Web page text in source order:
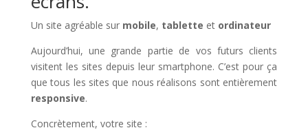
Un site agréable sur mobile, tablette et ordinateur
Aujourd’hui, une grande partie de vos futurs clients
visitent les sites depuis leur smartphone. C’est pour ça
que tous les sites que nous réalisons sont entièrement
responsive.
Concrètement, votre site :